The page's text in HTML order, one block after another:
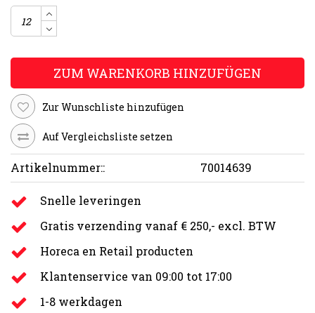
ZUM WARENKORB HINZUFÜGEN
Zur Wunschliste hinzufügen
Auf Vergleichsliste setzen
Artikelnummer:: 70014639
Snelle leveringen
Gratis verzending vanaf € 250,- excl. BTW
Horeca en Retail producten
Klantenservice van 09:00 tot 17:00
1-8 werkdagen